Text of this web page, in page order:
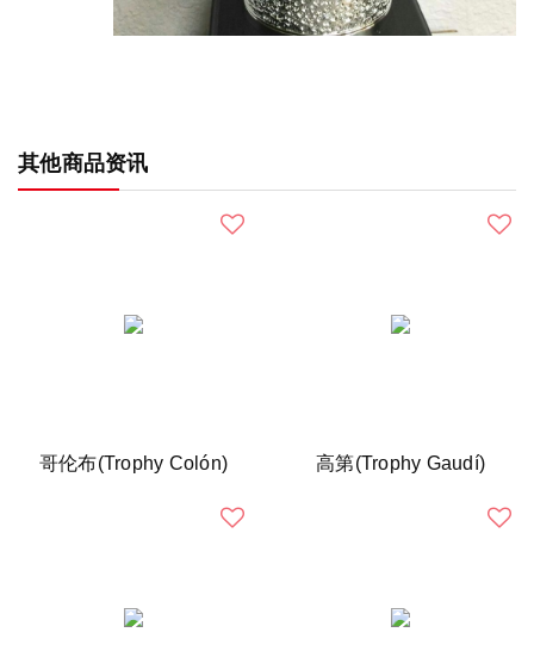
其他商品资讯
哥伦布(Trophy Colón) 高第(Trophy Gaudí)